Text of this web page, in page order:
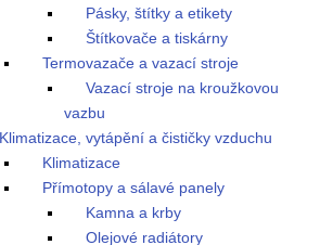
Pásky, štítky a etikety
Štítkovače a tiskárny
Termovazače a vazací stroje
Vazací stroje na kroužkovou
vazbu
Klimatizace, vytápění a čističky vzduchu
Klimatizace
Přímotopy a sálavé panely
Kamna a krby
Olejové radiátory